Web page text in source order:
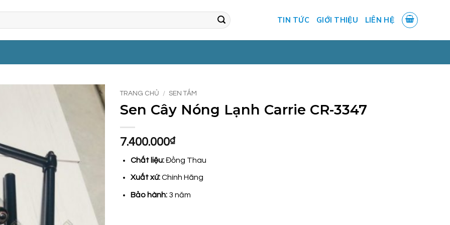
TIN TỨC GIỚI THIỆU LIÊN HỆ
TRANG CHỦ / SEN TẮM
Sen Cây Nóng Lạnh Carrie CR-3347
7.400.000₫
Chất liệu:Đồng Thau
Xuất xứ:Chính Hãng
Bảo hành:3 năm